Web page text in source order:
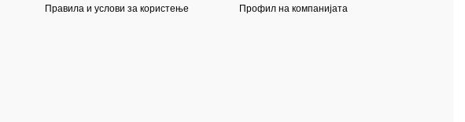
Правила и услови за користење
Профил на компанијата